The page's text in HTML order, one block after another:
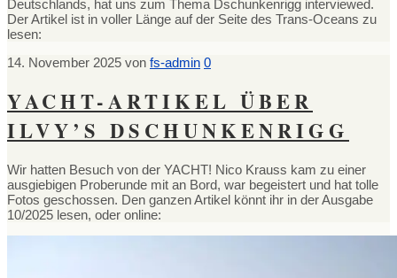
Deutschlands, hat uns zum Thema Dschunkenrigg interviewed.
Der Artikel ist in voller Länge auf der Seite des Trans-Oceans zu
lesen:
14. November 2025 von fs-admin 0
YACHT-ARTIKEL ÜBER
ILVY’S DSCHUNKENRIGG
Wir hatten Besuch von der YACHT! Nico Krauss kam zu einer
ausgiebigen Proberunde mit an Bord, war begeistert und hat tolle
Fotos geschossen. Den ganzen Artikel könnt ihr in der Ausgabe
10/2025 lesen, oder online: